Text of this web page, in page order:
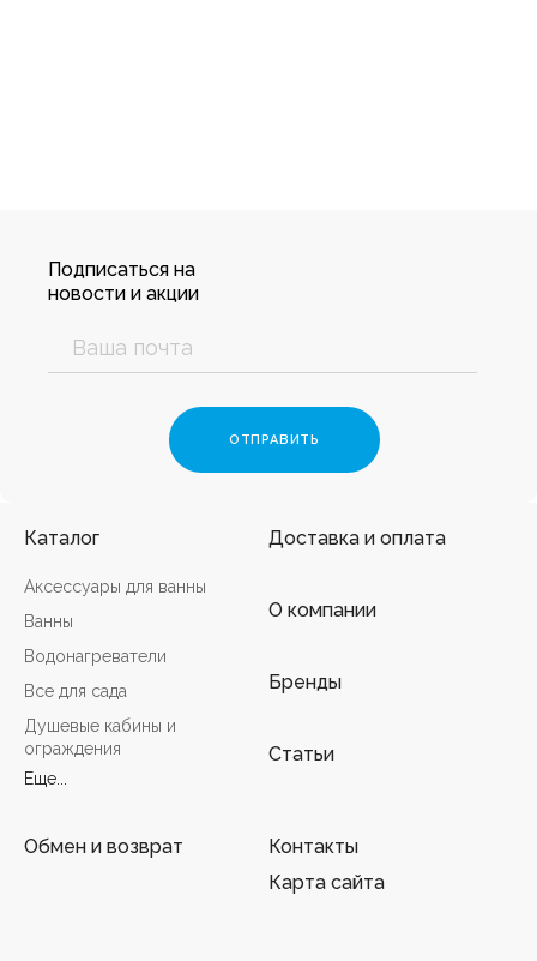
Подписаться на
новости и акции
Каталог
Аксессуары для ванны
Ванны
Водонагреватели
Все для сада
Душевые кабины и
ограждения
Еще...
Доставка и оплата
О компании
Бренды
Статьи
Обмен и возврат
Контакты
Карта сайта